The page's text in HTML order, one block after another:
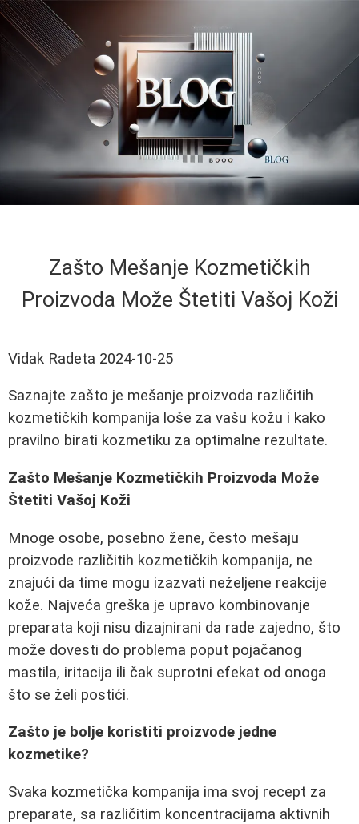
Zašto Mešanje Kozmetičkih
Proizvoda Može Štetiti Vašoj Koži
Vidak Radeta 2024-10-25
Saznajte zašto je mešanje proizvoda različitih
kozmetičkih kompanija loše za vašu kožu i kako
pravilno birati kozmetiku za optimalne rezultate.
Zašto Mešanje Kozmetičkih Proizvoda Može
Štetiti Vašoj Koži
Mnoge osobe, posebno žene, često mešaju
proizvode različitih kozmetičkih kompanija, ne
znajući da time mogu izazvati neželjene reakcije
kože. Najveća greška je upravo kombinovanje
preparata koji nisu dizajnirani da rade zajedno, što
može dovesti do problema poput pojačanog
mastila, iritacija ili čak suprotni efekat od onoga
što se želi postići.
Zašto je bolje koristiti proizvode jedne
kozmetike?
Svaka kozmetička kompanija ima svoj recept za
preparate, sa različitim koncentracijama aktivnih